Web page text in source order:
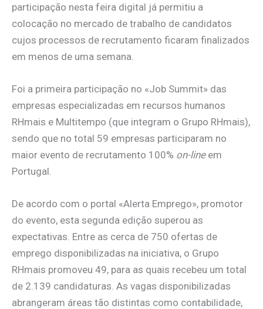
participação nesta feira digital já permitiu a
colocação no mercado de trabalho de candidatos
cujos processos de recrutamento ficaram finalizados
em menos de uma semana.
Foi a primeira participação no «Job Summit» das
empresas especializadas em recursos humanos
RHmais e Multitempo (que integram o Grupo RHmais),
sendo que no total 59 empresas participaram no
maior evento de recrutamento 100% on-lineem
Portugal.
De acordo com o portal «Alerta Emprego», promotor
do evento, esta segunda edição superou as
expectativas. Entre as cerca de 750 ofertas de
emprego disponibilizadas na iniciativa, o Grupo
RHmais promoveu 49, para as quais recebeu um total
de 2.139 candidaturas. As vagas disponibilizadas
abrangeram áreas tão distintas como contabilidade,